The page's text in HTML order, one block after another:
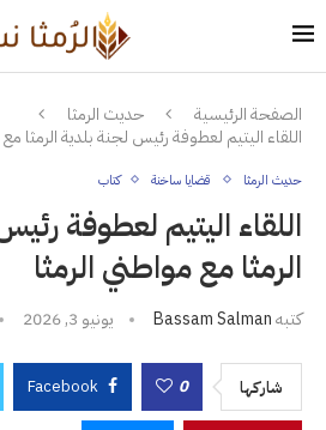
الصفحة الرئيسية
حديث الرمثا
اللقاء اليتيم لعطوفة رئيس لجنة بلدية الرمثا مع
حديث الرمثا قضايا ساخنة كتاب
اللقاء اليتيم لعطوفة
الرمثا مع مواطني الرمثا
كتبهBassam Salman يونيو 3, 2026
شاركها 0
Facebook